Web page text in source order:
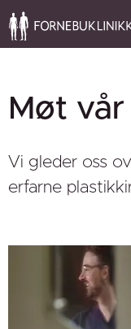
Møt
Vi gleder oss
erfarne